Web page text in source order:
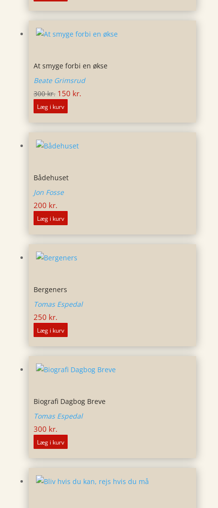
At smyge forbi en økse
Beate Grimsrud
300kr. Den
oprindelige
300 kr..
150 kr.Den
Læg i kurv
Bådehuset
Jon Fosse
200 kr.
Læg i kurv
Bergeners
Tomas Espedal
250 kr.
Læg i kurv
Biografi Dagbog Breve
Tomas Espedal
300 kr.
Læg i kurv